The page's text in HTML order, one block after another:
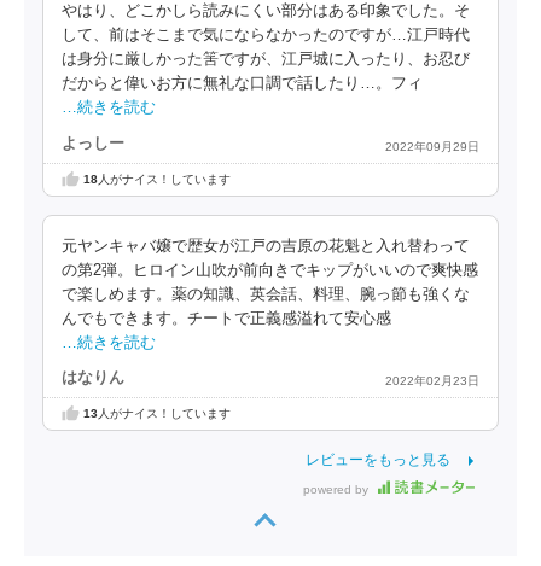
やはり、どこかしら読みにくい部分はある印象でした。そ
して、前はそこまで気にならなかったのですが…江戸時代
は身分に厳しかった筈ですが、江戸城に入ったり、お忍び
だからと偉いお方に無礼な口調で話したり…。フィ
…続きを読む
よっしー 2022年09月29日
18人がナイス！しています
元ヤンキャバ嬢で歴女が江戸の吉原の花魁と入れ替わって
の第2弾。ヒロイン山吹が前向きでキップがいいので爽快感
で楽しめます。薬の知識、英会話、料理、腕っ節も強くな
んでもできます。チートで正義感溢れて安心感
…続きを読む
はなりん 2022年02月23日
13人がナイス！しています
レビューをもっと見る
powered by